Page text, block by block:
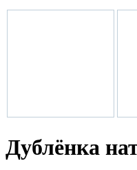
Дублёнка